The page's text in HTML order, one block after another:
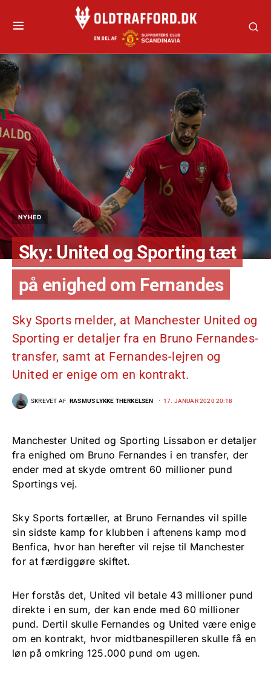
NYHED
Sky: United og Sporting tæt
på enighed om Fernandes
Sky Sports melder, at Manchester United og
Sporting er detaljer fra en Bruno Fernandes-
transfer, samt at Fernandes-lejren og
United er enige om en kontrakt.
SKREVET AF RASMUS LYKKE THERKELSEN 17. JANUAR 2020 20:18
Manchester United og Sporting Lissabon er detaljer
fra enighed om Bruno Fernandes i en transfer, der
ender med at skyde omtrent 60 millioner pund
Sportings vej.
Sky Sports fortæller, at Bruno Fernandes vil spille
sin sidste kamp for klubben i aftenens kamp mod
Benfica, hvor han herefter vil rejse til Manchester
for at færdiggøre skiftet.
Her forstås det, United vil betale 43 millioner pund
direkte i en sum, der kan ende med 60 millioner
pund. Dertil skulle Fernandes og United være enige
om en kontrakt, hvor midtbanespilleren skulle få en
løn på omkring 125.000 pund om ugen.